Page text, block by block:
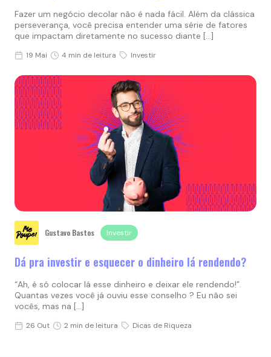
Fazer um negócio decolar não é nada fácil. Além da clássica
perseverança, você precisa entender uma série de fatores
que impactam diretamente no sucesso diante […]
19 Mai 4 min de leitura Investir
Gustavo Bastos Investir
Dá pra investir e esquecer o dinheiro lá rendendo?
“Ah, é só colocar lá esse dinheiro e deixar ele rendendo!”.
Quantas vezes você já ouviu esse conselho ? Eu não sei
vocês, mas na […]
26 Out 2 min de leitura Dicas de Riqueza